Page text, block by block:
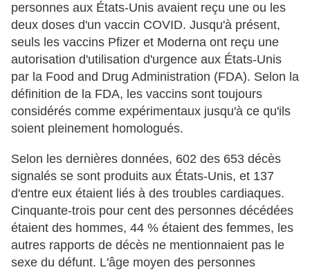
personnes aux États-Unis avaient reçu une ou les
deux doses d'un vaccin COVID. Jusqu'à présent,
seuls les vaccins Pfizer et Moderna ont reçu une
autorisation d'utilisation d'urgence aux États-Unis
par la Food and Drug Administration (FDA). Selon la
définition de la FDA, les vaccins sont toujours
considérés comme expérimentaux jusqu'à ce qu'ils
soient pleinement homologués.
Selon les dernières données, 602 des 653 décès
signalés se sont produits aux États-Unis, et 137
d'entre eux étaient liés à des troubles cardiaques.
Cinquante-trois pour cent des personnes décédées
étaient des hommes, 44 % étaient des femmes, les
autres rapports de décès ne mentionnaient pas le
sexe du défunt. L'âge moyen des personnes